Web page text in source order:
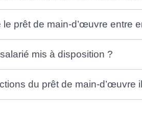
le prêt de main-d’œuvre entre
mis à disposition ?
du prêt de main-d’œuvre